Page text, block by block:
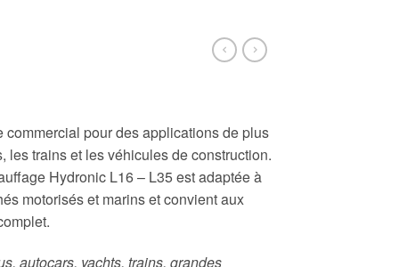
commercial pour des applications de plus
les trains et les véhicules de construction.
Hydronic L16 – L35 est adaptée à
motorisés et marins et convient aux
autocars, yachts, trains, grandes